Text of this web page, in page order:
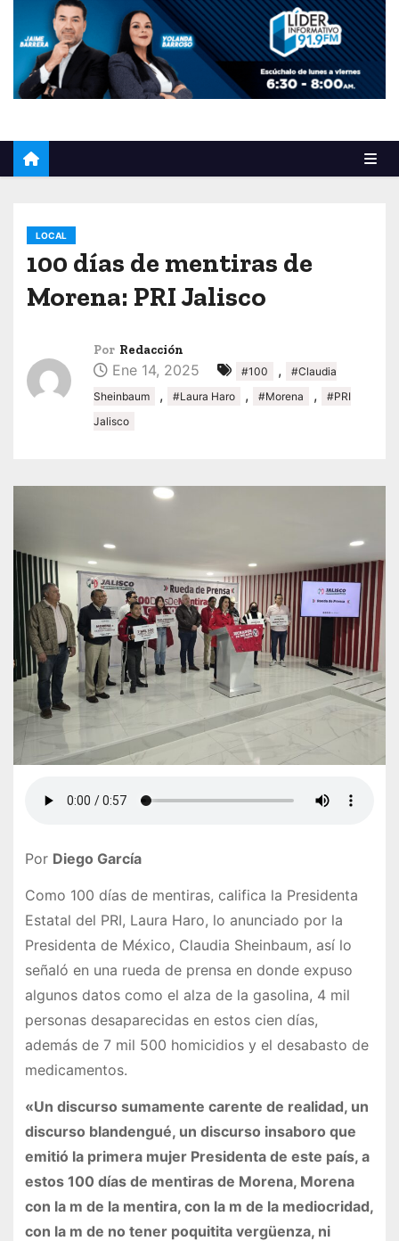
LOCAL
100 días de mentiras de
Morena: PRI Jalisco
Por Redacción
Ene 14, 2025 #100 ,
#Claudia
Sheinbaum
, #Laura Haro , #Morena ,
#PRI
Jalisco
Por Diego García
Como 100 días de mentiras, califica la Presidenta
Estatal del PRI, Laura Haro, lo anunciado por la
Presidenta de México, Claudia Sheinbaum, así lo
señaló en una rueda de prensa en donde expuso
algunos datos como el alza de la gasolina, 4 mil
personas desaparecidas en estos cien días,
además de 7 mil 500 homicidios y el desabasto de
medicamentos.
«Un discurso sumamente carente de realidad, un
discurso blandengué, un discurso insaboro que
emitió la primera mujer Presidenta de este país, a
estos 100 días de mentiras de Morena, Morena
con la m de la mentira, con la m de la mediocridad,
con la m de no tener poquitita vergüenza, ni